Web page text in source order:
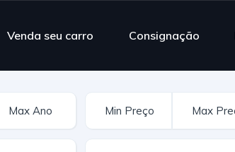
Venda seu carro Consignação